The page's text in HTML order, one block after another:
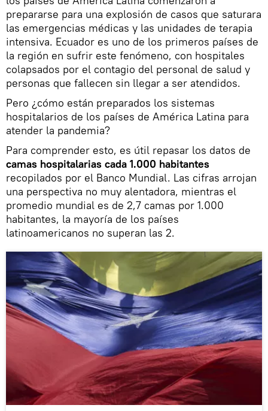
prepararse para una explosión de casos que saturara
las emergencias médicas y las unidades de terapia
intensiva. Ecuador es uno de los primeros países de
la región en sufrir este fenómeno, con hospitales
colapsados por el contagio del personal de salud y
personas que fallecen sin llegar a ser atendidos.
Pero ¿cómo están preparados los sistemas
hospitalarios de los países de América Latina para
atender la pandemia?
Para comprender esto, es útil repasar los datos de
camas hospitalarias cada 1.000 habitantes
recopilados por el Banco Mundial. Las cifras arrojan
una perspectiva no muy alentadora, mientras el
promedio mundial es de 2,7 camas por 1.000
habitantes, la mayoría de los países
latinoamericanos no superan las 2.